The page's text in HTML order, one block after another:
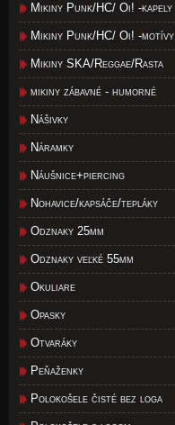
Mikiny Punk/HC/ Oi! -kapely
Mikiny Punk/HC/ Oi! -motívy
Mikiny SKA/Reggae/Rasta
mikiny zábavné - humorné
Nášivky
Náramky
Náušnice+piercing
Nohavice/kapsáče/tepláky
Odznaky 25mm
Odznaky veľké 55mm
Okuliare
Opasky
Otvaráky
Peňaženky
Polokošele čisté bez loga